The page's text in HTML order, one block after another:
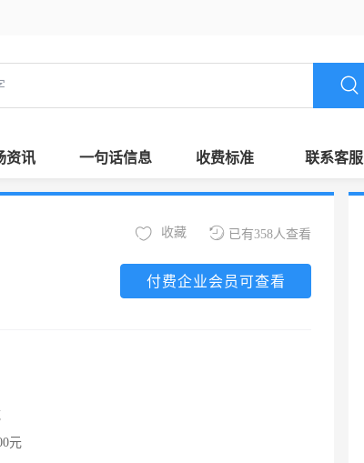
资讯 一句话信息 收费标准 联系客服
已有358人查看
收藏
付费企业会员可查看
元